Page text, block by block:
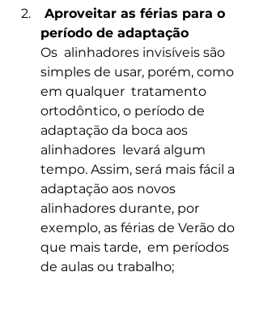
período de adaptação
Os  alinhadores invisíveis são
simples de usar, porém, como
em qualquer  tratamento
ortodôntico, o período de
adaptação da boca aos
alinhadores  levará algum
tempo. Assim, será mais fácil a
adaptação aos novos
alinhadores durante, por
exemplo, as férias de Verão do
que mais tarde,  em períodos
de aulas ou trabalho;